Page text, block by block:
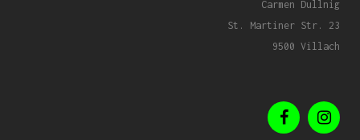
Carmen Dullnig
St. Martiner Str. 23
9500 Villach